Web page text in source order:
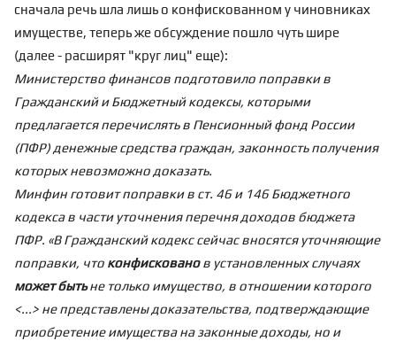
сначала речь шла лишь о конфискованном у чиновниках
имуществе, теперь же обсуждение пошло чуть шире
(далее - расширят "круг лиц" еще):
Министерство финансов подготовило поправки в
Гражданский и Бюджетный кодексы, которыми
предлагается перечислять в Пенсионный фонд России
(ПФР) денежные средства граждан, законность получения
которых невозможно доказать.
Минфин готовит поправки в ст. 46 и 146 Бюджетного
кодекса в части уточнения перечня доходов бюджета
ПФР. «В Гражданский кодекс сейчас вносятся уточняющие
поправки, что конфискованов установленных случаях
может бытьне только имущество, в отношении которого
<...> не представлены доказательства, подтверждающие
приобретение имущества на законные доходы, но и